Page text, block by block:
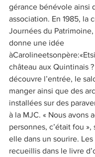
gérance bénévole ainsi
association. En 1985, la
Journées du Patrimoine,
donne une idée
château aux Quintinais
découvre l’entrée, le
manger ainsi que des
installées sur des
à la MJC. « Nous avons
personnes, c’était fou »,
elle dans un sourire.
recueillis dans le livre